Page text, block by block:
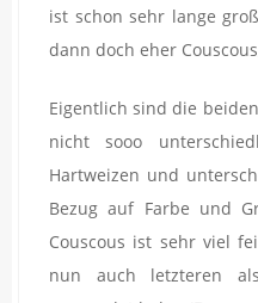
ist schon sehr lange
dann doch eher
Eigentlich sind die
nicht sooo
Hartweizen und
Bezug auf Farbe und
Couscous ist sehr viel
nun auch letzteren